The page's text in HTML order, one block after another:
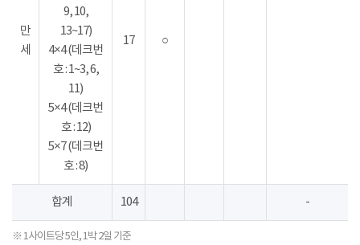
만
세
9, 10,
13~17)
4×4 (데크번
호 : 1~3, 6,
11)
5×4 (데크번
호 : 12)
5×7 (데크번
호 : 8)
17 ○
합계 104 -
※ 1사이트당 5인, 1박 2일 기준